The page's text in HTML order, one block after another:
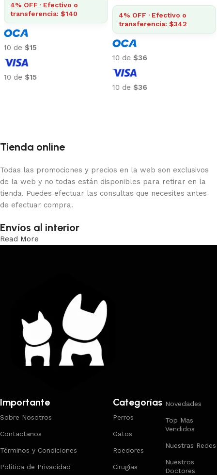
4% OFF · Efectivo o
transferencia: $140
10 de $15
10 de $15
4% OFF · Efectivo o
transferencia: $342
10 de $36
10 de $36
Tienda online
Todas las promociones y precios en la web son exclusivos
de la web y no todas están disponibles para retirar en la
tienda. Puedes efectuar las consultas que necesites antes
de efectuar compra.
Envíos al interior
Read More
Importante
Sobre Nosotros
Contactanos
Términos y Condiciones
Política de Privacidad
Categorías
Perros
Gatos
Roedores
Cirugías
Novedades
Top Mas
Vendidos
Nuestras Redes
Nuestros
Doctores